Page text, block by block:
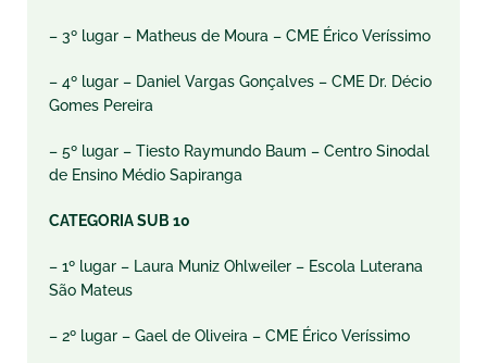
– 3º lugar – Matheus de Moura – CME Érico Veríssimo
– 4º lugar – Daniel Vargas Gonçalves – CME Dr. Décio
Gomes Pereira
– 5º lugar – Tiesto Raymundo Baum – Centro Sinodal
de Ensino Médio Sapiranga
CATEGORIA SUB 10
– 1º lugar – Laura Muniz Ohlweiler – Escola Luterana
São Mateus
– 2º lugar – Gael de Oliveira – CME Érico Veríssimo